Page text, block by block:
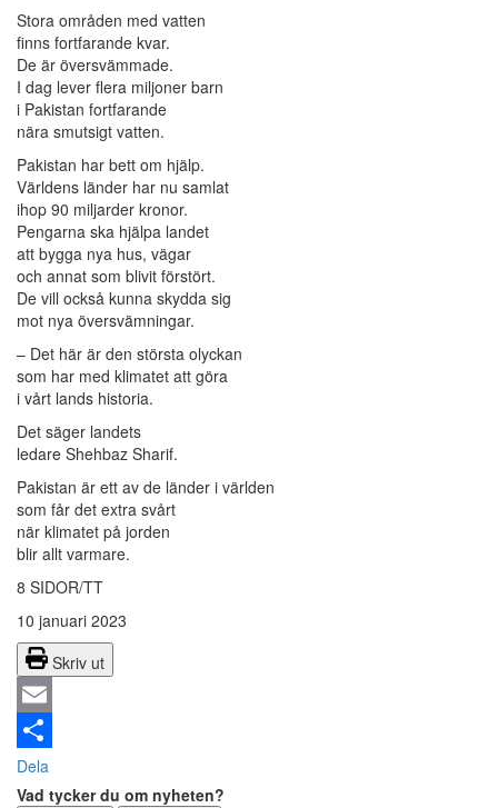
Stora områden med vatten
finns fortfarande kvar.
De är översvämmade.
I dag lever flera miljoner barn
i Pakistan fortfarande
nära smutsigt vatten.
Pakistan har bett om hjälp.
Världens länder har nu samlat
ihop 90 miljarder kronor.
Pengarna ska hjälpa landet
att bygga nya hus, vägar
och annat som blivit förstört.
De vill också kunna skydda sig
mot nya översvämningar.
– Det här är den största olyckan
som har med klimatet att göra
i vårt lands historia.
Det säger landets
ledare Shehbaz Sharif.
Pakistan är ett av de länder i världen
som får det extra svårt
när klimatet på jorden
blir allt varmare.
8 SIDOR/TT
10 januari 2023
Skriv ut
Email
Dela
Vad tycker du om nyheten?